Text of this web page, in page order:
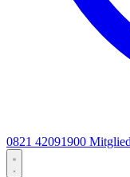
0821 42091900